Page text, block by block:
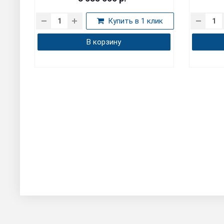
Купить в 1 клик
В корзину